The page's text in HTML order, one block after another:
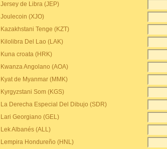
Jersey de Libra (JEP)
Joulecoin (XJO)
Kazakhstani Tenge (KZT)
Kilolibra Del Lao (LAK)
Kuna croata (HRK)
Kwanza Angolano (AOA)
Kyat de Myanmar (MMK)
Kyrgyzstani Som (KGS)
La Derecha Especial Del Dibujo (SDR)
Lari Georgiano (GEL)
Lek Albanés (ALL)
Lempira Hondureño (HNL)